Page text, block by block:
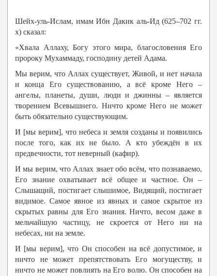
Шейх-уль-Ислам, имам Ибн Дакик аль-Ид (625–702 гг.
х) сказал:
«Хвала Аллаху, Богу этого мира, благословения Его
пророку Мухаммаду, господину детей Адама.
Мы верим, что Аллах существует, Живой, и нет начала
и конца Его существованию, а всё кроме Него –
ангелы, планеты, души, люди и джинны – является
творением Всевышнего. Ничто кроме Него не может
быть обязательно существующим.
И [мы верим], что небеса и земля созданы и появились
после того, как их не было. А кто убеждён в их
предвечности, тот неверный (кафир).
И мы верим, что Аллах знает обо всём, что познаваемо,
Его знание охватывает всё общее и частное. Он –
Слышащий, постигает слышимое, Видящий, постигает
видимое. Самое явное из явных и самое скрытое из
скрытых равны для Его знания. Ничто, весом даже в
мельчайшую частицу, не скроется от Него ни на
небесах, ни на земле.
И [мы верим], что Он способен на всё допустимое, и
ничто не может препятствовать Его могуществу, и
ничто не может повлиять на Его волю. Он способен на